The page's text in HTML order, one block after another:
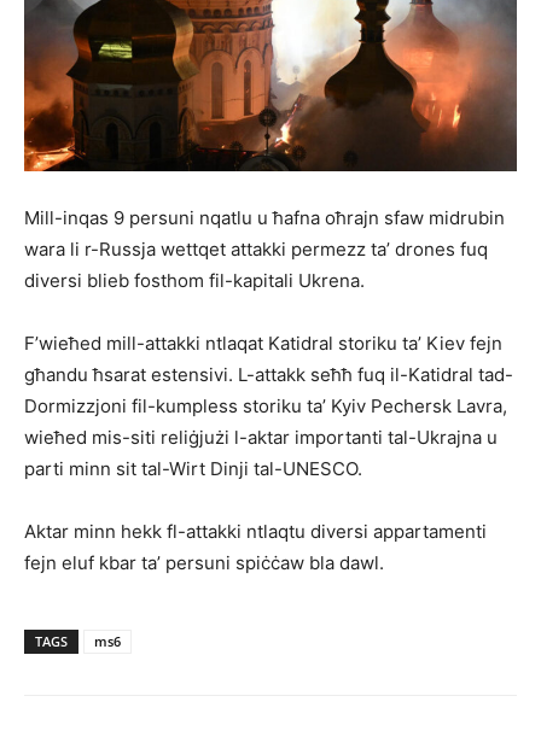
Mill-inqas 9 persuni nqatlu u ħafna oħrajn sfaw midrubin
wara li r-Russja wettqet attakki permezz ta’ drones fuq
diversi blieb fosthom fil-kapitali Ukrena.
F’wieħed mill-attakki ntlaqat Katidral storiku ta’ Kiev fejn
għandu ħsarat estensivi. L-attakk seħħ fuq il-Katidral tad-
Dormizzjoni fil-kumpless storiku ta’ Kyiv Pechersk Lavra,
wieħed mis-siti reliġjużi l-aktar importanti tal-Ukrajna u
parti minn sit tal-Wirt Dinji tal-UNESCO.
Aktar minn hekk fl-attakki ntlaqtu diversi appartamenti
fejn eluf kbar ta’ persuni spiċċaw bla dawl.
TAGS ms6